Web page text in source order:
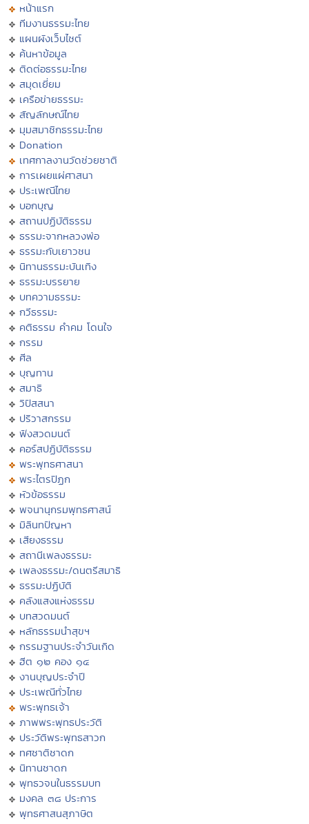
หน้าแรก
ทีมงานธรรมะไทย
แผนผังเว็บไซต์
ค้นหาข้อมูล
ติดต่อธรรมะไทย
สมุดเยี่ยม
เครือข่ายธรรมะ
สัญลักษณ์ไทย
มุมสมาชิกธรรมะไทย
Donation
เทศกาลงานวัดช่วยชาติ
การเผยแผ่ศาสนา
ประเพณีไทย
บอกบุญ
สถานปฏิบัติธรรม
ธรรมะจากหลวงพ่อ
ธรรมะกับเยาวชน
นิทานธรรมะบันเทิง
ธรรมะบรรยาย
บทความธรรมะ
กวีธรรมะ
คติธรรม คำคม โดนใจ
กรรม
ศีล
บุญทาน
สมาธิ
วิปัสสนา
ปริวาสกรรม
ฟังสวดมนต์
คอร์สปฏิบัติธรรม
พระพุทธศาสนา
พระไตรปิฏก
หัวข้อธรรม
พจนานุกรมพุทธศาสน์
มิลินทปัญหา
เสียงธรรม
สถานีเพลงธรรมะ
เพลงธรรมะ/ดนตรีสมาธิ
ธรรมะปฏิบัติ
คลังแสงแห่งธรรม
บทสวดมนต์
หลักธรรมนำสุขฯ
กรรมฐานประจำวันเกิด
ฮีต ๑๒ คอง ๑๔
งานบุญประจำปี
ประเพณีทั่วไทย
พระพุทธเจ้า
ภาพพระพุทธประวัติ
ประวัติพระพุทธสาวก
ทศชาติชาดก
นิทานชาดก
พุทธวจนในธรรมบท
มงคล ๓๘ ประการ
พุทธศาสนสุภาษิต